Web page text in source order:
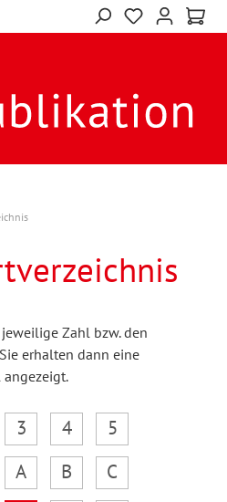
Zahl bzw. den
erhalten dann eine
3 4
5
A B
C